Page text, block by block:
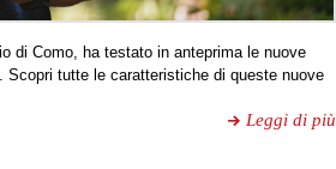
di Como, ha testato in anteprima le nuove
tutte le caratteristiche di queste nuove
Leggi di più